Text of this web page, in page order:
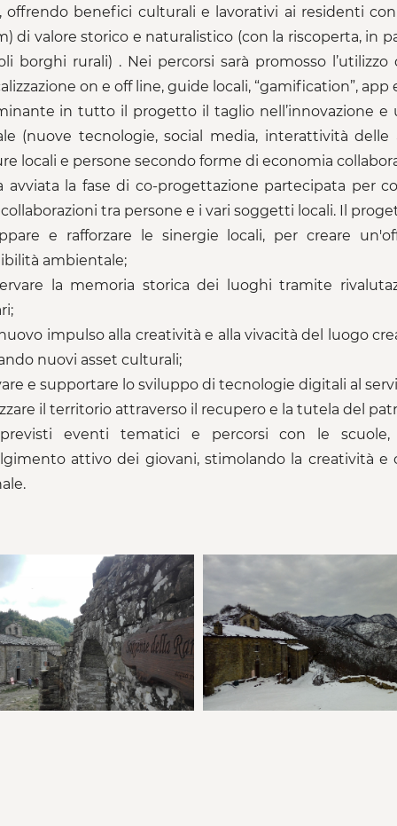
offrendo benefici culturali e lavorativi ai residenti
di valore storico e naturalistico (con la riscoperta, in
borghi rurali) . Nei percorsi sarà promosso
on e off line, guide locali, “gamification”,
in tutto il progetto il taglio nell’innovazione
(nuove tecnologie, social media, interattività
locali e persone secondo forme di economia
avviata la fase di co-progettazione partecipata per
tra persone e i vari soggetti locali. Il
e rafforzare le sinergie locali, per creare
ambientale;
la memoria storica dei luoghi tramite
impulso alla creatività e alla vivacità del luogo
nuovi asset culturali;
e supportare lo sviluppo di tecnologie digitali al
il territorio attraverso il recupero e la tutela del
eventi tematici e percorsi con le
attivo dei giovani, stimolando la creatività